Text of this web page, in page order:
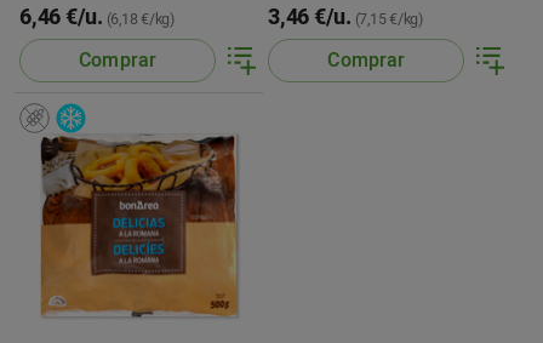
6,46 €/u. (6,18 €/kg)
Comprar
3,46 €/u. (7,15 €/kg)
Comprar